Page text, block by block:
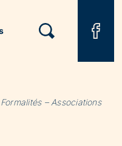
Formalités – Associations